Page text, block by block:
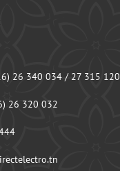
26 340 034 / 27 315 120
26 320 032